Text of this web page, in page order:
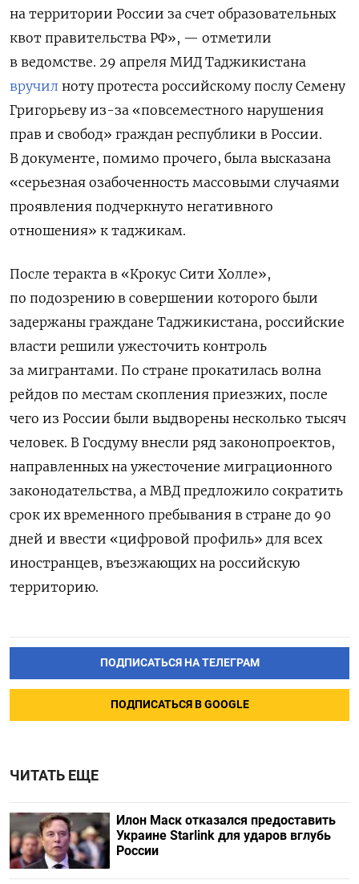
на территории России за счет образовательных
квот правительства РФ», — отметили
в ведомстве. 29 апреля МИД Таджикистана
вручил ноту протеста российскому послу Семену
Григорьеву из-за «повсеместного нарушения
прав и свобод» граждан республики в России.
В документе, помимо прочего, была высказана
«серьезная озабоченность массовыми случаями
проявления подчеркнуто негативного
отношения» к таджикам.
После теракта в «Крокус Сити Холле»,
по подозрению в совершении которого были
задержаны граждане Таджикистана, российские
власти решили ужесточить контроль
за мигрантами. По стране прокатилась волна
рейдов по местам скопления приезжих, после
чего из России были выдворены несколько тысяч
человек. В Госдуму внесли ряд законопроектов,
направленных на ужесточение миграционного
законодательства, а МВД предложило сократить
срок их временного пребывания в стране до 90
дней и ввести «цифровой профиль» для всех
иностранцев, въезжающих на российскую
территорию.
ПОДПИСАТЬСЯ НА ТЕЛЕГРАМ
ПОДПИСАТЬСЯ В GOOGLE
ЧИТАТЬ ЕЩЕ
Илон Маск отказался предоставить
Украине Starlink для ударов вглубь
России